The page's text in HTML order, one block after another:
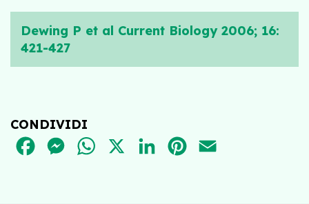
Dewing P et al Current Biology 2006; 16:
421-427
CONDIVIDI
FACEBOOKMESSENGER
WHATSAPPLINKEDINPINTEREST